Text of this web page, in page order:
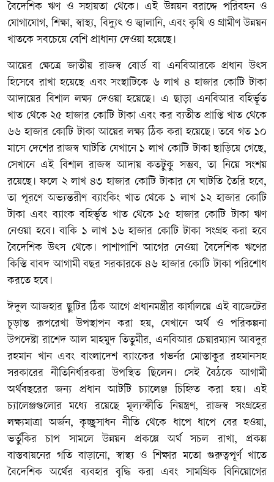
বৈদেশিক ঋণ ও সহায়তা থেকে। এই উন্নয়ন বরাদ্দে পরিবহন ও
যোগাযোগ, শিক্ষা, স্বাস্থ্য, বিদ্যুৎ ও জ্বালানি, এবং কৃষি ও গ্রামীণ উন্নয়ন
খাতকে সবচেয়ে বেশি প্রাধান্য দেওয়া হয়েছে।
আয়ের ক্ষেত্রে জাতীয় রাজস্ব বোর্ড বা এনবিআরকে প্রধান উৎস
হিসেবে রাখা হয়েছে এবং সংস্থাটিকে ৬ লাখ ৪ হাজার কোটি টাকা
আদায়ের বিশাল লক্ষ্য দেওয়া হয়েছে। এ ছাড়া এনবিআর বহির্ভূত
খাত থেকে ২৫ হাজার কোটি টাকা এবং কর ব্যতীত প্রাপ্তি খাত থেকে
৬৬ হাজার কোটি টাকা আয়ের লক্ষ্য ঠিক করা হয়েছে। তবে গত ১০
মাসে দেশের রাজস্ব ঘাটতি যেখানে ১ লাখ কোটি টাকা ছাড়িয়ে গেছে,
সেখানে এই বিশাল রাজস্ব আদায় কতটুকু সম্ভব, তা নিয়ে সংশয়
রয়েছে। ফলে ২ লাখ ৪৩ হাজার কোটি টাকার যে ঘাটতি তৈরি হবে,
তা পূরণে অভ্যন্তরীণ ব্যাংকিং খাত থেকে ১ লাখ ১২ হাজার কোটি
টাকা এবং ব্যাংক বহির্ভূত খাত থেকে ১৫ হাজার কোটি টাকা ঋণ
নেওয়া হবে। বাকি ১ লাখ ১৬ হাজার কোটি টাকা সংগ্রহ করা হবে
বৈদেশিক উৎস থেকে। পাশাপাশি আগের নেওয়া বৈদেশিক ঋণের
কিস্তি বাবদ আগামী বছর সরকারকে ৪৬ হাজার কোটি টাকা পরিশোধ
করতে হবে।
ঈদুল আজহার ছুটির ঠিক আগে প্রধানমন্ত্রীর কার্যালয়ে এই বাজেটের
চূড়ান্ত রূপরেখা উপস্থাপন করা হয়, যেখানে অর্থ ও পরিকল্পনা
উপদেষ্টা রাশেদ আল মাহমুদ তিতুমীর, এনবিআর চেয়ারম্যান আবদুর
রহমান খান এবং বাংলাদেশ ব্যাংকের গভর্নর মোস্তাকুর রহমানসহ
সরকারের নীতিনির্ধারকরা উপস্থিত ছিলেন। সেই বৈঠকে আগামী
অর্থবছরের জন্য প্রধান আটটি চ্যালেঞ্জ চিহ্নিত করা হয়। এই
চ্যালেঞ্জগুলোর মধ্যে রয়েছে মূল্যস্ফীতি নিয়ন্ত্রণ, রাজস্ব সংগ্রহের
লক্ষ্যমাত্রা অর্জন, কৃচ্ছ্রসাধন নীতি থেকে ধাপে ধাপে বের হওয়া,
ভর্তুকির চাপ সামলে উন্নয়ন প্রকল্পে অর্থ সচল রাখা, প্রকল্প
বাস্তবায়নের গতি বাড়ানো, স্বাস্থ্য ও শিক্ষার মতো গুরুত্বপূর্ণ খাতে
বৈদেশিক অর্থের ব্যবহার বৃদ্ধি করা এবং সামগ্রিক বিনিয়োগের